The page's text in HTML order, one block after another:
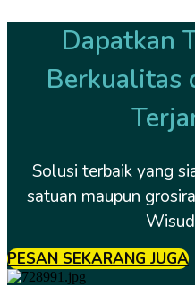
Dapatkan
Berkualitas
Solusi terbaik yang
satuan maupun
PESAN SEKARANG JUGA